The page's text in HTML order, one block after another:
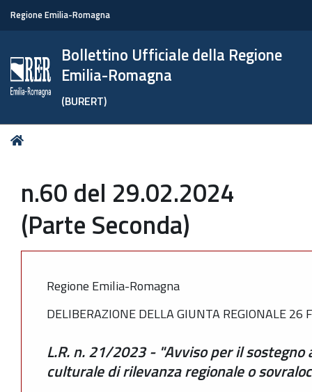
Regione Emilia-Romagna
Bollettino Ufficiale della Regione
Emilia-Romagna
(BURERT)
Tu
n.60 del 29.02.2024
(Parte Seconda)
Regione Emilia-Romagna
DELIBERAZIONE DELLA GIUNTA REGIONALE 26
L.R. n. 21/2023 - "Avviso per il
culturale di rilevanza regionale o